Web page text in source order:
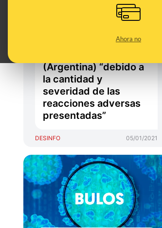
Ahora no
COVID-19 en toda la
(Argentina) “debido a
la cantidad y
severidad de las
reacciones adversas
presentadas”
DESINFO 05/01/2021